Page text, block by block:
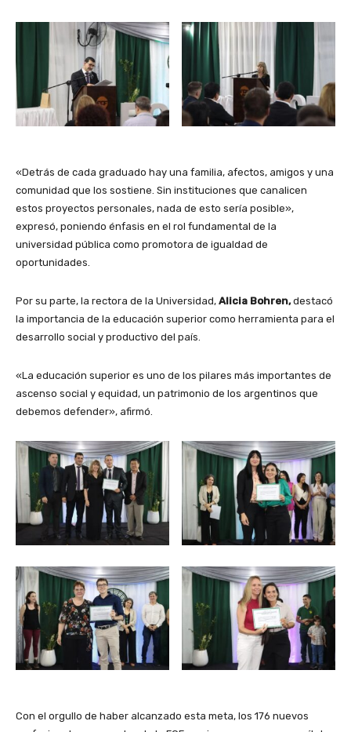
«Detrás de cada graduado hay una familia, afectos, amigos y una
comunidad que los sostiene. Sin instituciones que canalicen
estos proyectos personales, nada de esto sería posible»,
expresó, poniendo énfasis en el rol fundamental de la
universidad pública como promotora de igualdad de
oportunidades.
Por su parte, la rectora de la Universidad, Alicia Bohren,destacó
la importancia de la educación superior como herramienta para el
desarrollo social y productivo del país.
«La educación superior es uno de los pilares más importantes de
ascenso social y equidad, un patrimonio de los argentinos que
debemos defender», afirmó.
Con el orgullo de haber alcanzado esta meta, los 176 nuevos